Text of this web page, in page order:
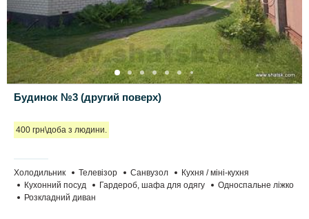
Будинок №3 (другий поверх)
400 грн\доба з людини.
Холодильник Телевізор Санвузол
Кухня / міні-кухня
Кухонний посуд
Гардероб, шафа для одягу
Односпальне ліжко
Розкладний диван